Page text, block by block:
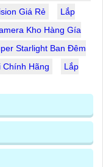
Giá Rẻ
Lắp
Kho Hàng Gía
Starlight Ban Đêm
Chính Hãng
Lắp